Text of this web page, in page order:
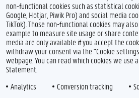
Gerelateerde items
gezamenlijk doctoraat
non-functional cookies such as statistical
Google, Hotjar, Piwik Pro) and social media
TikTok). Those non-functional cookies may
example to measure site usage or share
media are only available if you accept the
withdraw your consent via the "Cookie
webpage. You can read which cookies we use
Statement.
Analytics
Conversion tracking